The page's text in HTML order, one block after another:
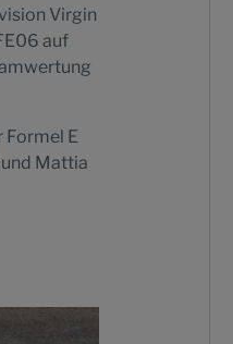
Virgin
auf
Formel E
Mattia